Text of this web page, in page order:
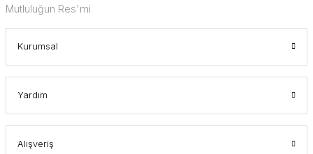
Mutluluğun Res'mi
Kurumsal
Yardım
Alışveriş